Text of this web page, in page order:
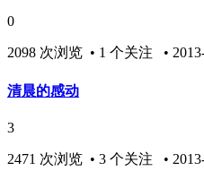
0
2098 次浏览 • 1 个关注 •
清晨的感动
3
2471 次浏览 • 3 个关注 •